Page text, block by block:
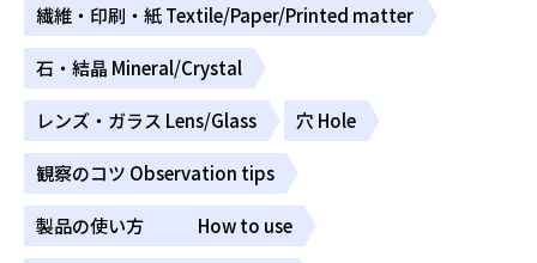
繊維・印刷・紙 Textile/Paper/Printed matter
石・結晶 Mineral/Crystal
レンズ・ガラス Lens/Glass 穴 Hole
観察のコツ Observation tips
製品の使い方 How to use